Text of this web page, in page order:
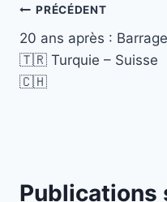
Navigation
de
l’article
PRÉCÉDENT
20 ans après : Barrage
🇹🇷 Turquie – Suisse
🇨🇭
Publications